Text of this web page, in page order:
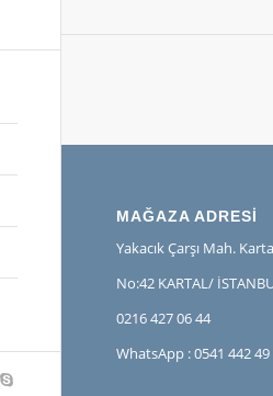
MAĞAZA ADRESİ
Yakacık Çarşı Mah.
No:42 KARTAL/
0216 427 06 44
WhatsApp : 0541 442 49